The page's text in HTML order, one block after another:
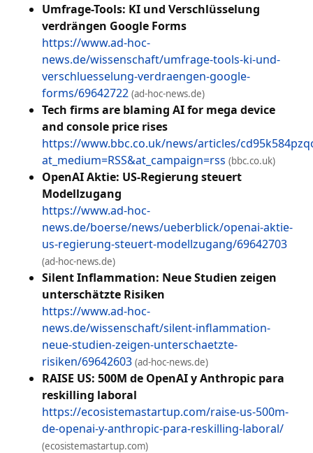
Umfrage-Tools: KI und Verschlüsselung
verdrängen Google Forms
https://www.ad-hoc-
news.de/wissenschaft/umfrage-tools-ki-und-
verschluesselung-verdraengen-google-
forms/69642722 (ad-hoc-news.de)
Tech firms are blaming AI for mega device
and console price rises
https://www.bbc.co.uk/news/articles/
at_medium=RSS&at_campaign=rss (bbc.co.uk)
OpenAI Aktie: US-Regierung steuert
Modellzugang
https://www.ad-hoc-
news.de/boerse/news/ueberblick/openai-aktie-
us-regierung-steuert-modellzugang/69642703
(ad-hoc-news.de)
Silent Inflammation: Neue Studien zeigen
unterschätzte Risiken
https://www.ad-hoc-
news.de/wissenschaft/silent-inflammation-
neue-studien-zeigen-unterschaetzte-
risiken/69642603 (ad-hoc-news.de)
RAISE US: 500M de OpenAI y Anthropic para
reskilling laboral
https://ecosistemastartup.com/raise-us-500m-
de-openai-y-anthropic-para-reskilling-laboral/
(ecosistemastartup.com)